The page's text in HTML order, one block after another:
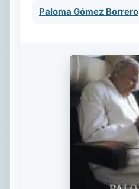
Paloma Gómez Borrero